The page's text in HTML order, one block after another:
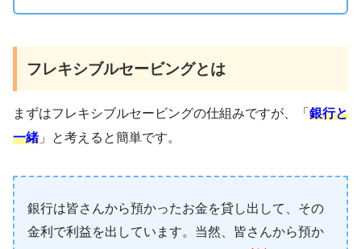
フレキシブルセービングとは
まずはフレキシブルセービングの仕組みですが、「 銀行と
一緒」と考えると簡単です。
銀行は皆さんから預かったお金を貸し出して、その
金利で利益を出しています。当然、皆さんから預か